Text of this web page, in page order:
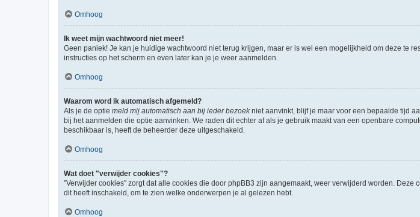
Omhoog
Ik weet mijn wachtwoord niet meer!
Geen paniek! Je kan je huidige wachtwoord niet terug krijgen, maar er is wel een mogelijkheid om deze te
instructies op het scherm en even later kan je je weer aanmelden.
Omhoog
Waarom word ik automatisch afgemeld?
Als je de optie meld mij automatisch aan bij ieder bezoekniet aanvinkt, blijf je maar voor een bepaalde tijd
bij het aanmelden die optie aanvinken. We raden dit echter af als je gebruik maakt van een openbare
beschikbaar is, heeft de beheerder deze uitgeschakeld.
Omhoog
Wat doet "verwijder cookies"?
"Verwijder cookies" zorgt dat alle cookies die door phpBB3 zijn aangemaakt, weer verwijderd worden.
dit heeft inschakeld, om te zien welke onderwerpen je al gelezen hebt.
Omhoog